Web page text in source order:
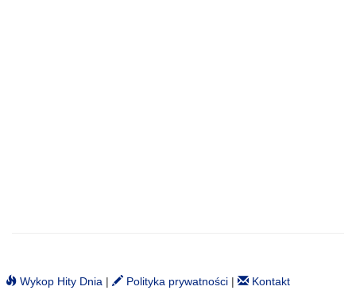
Wykop Hity Dnia | Polityka prywatności | Kontakt